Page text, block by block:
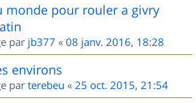
monde pour rouler a givry
par jb377 « 08 janv. 2016, 18:28
environs
par terebeu « 25 oct. 2015, 21:54